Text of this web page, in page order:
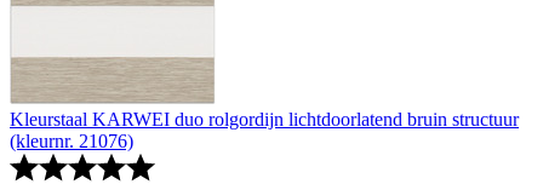
Kleurstaal KARWEI duo rolgordijn lichtdoorlatend bruin structuur
(kleurnr. 21076)